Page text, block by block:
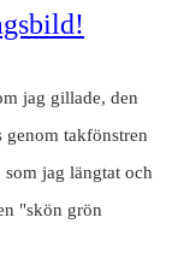
jag gillade, den
takfönstren
jag längtat och
"skön grön